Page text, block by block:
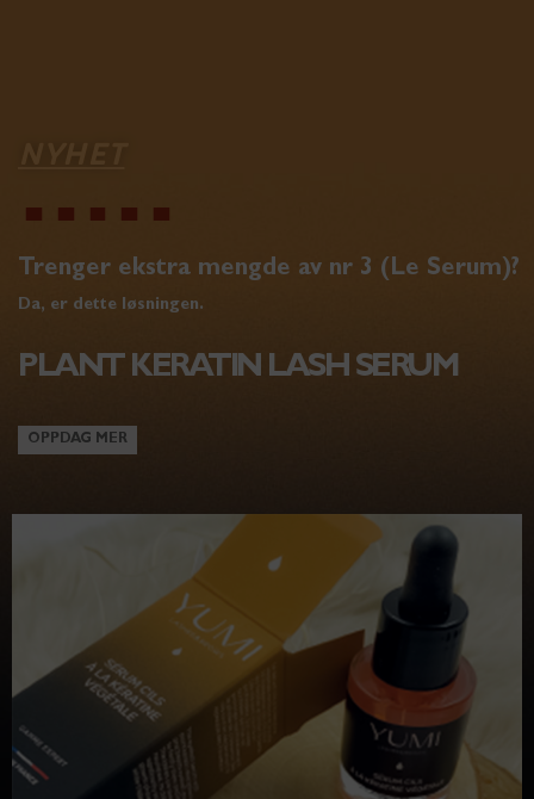
Trenger ekstra mengde av nr 3 (Le Serum)?
Da, er dette løsningen.
PLANT KERATIN LASH SERUM
OPPDAG MER